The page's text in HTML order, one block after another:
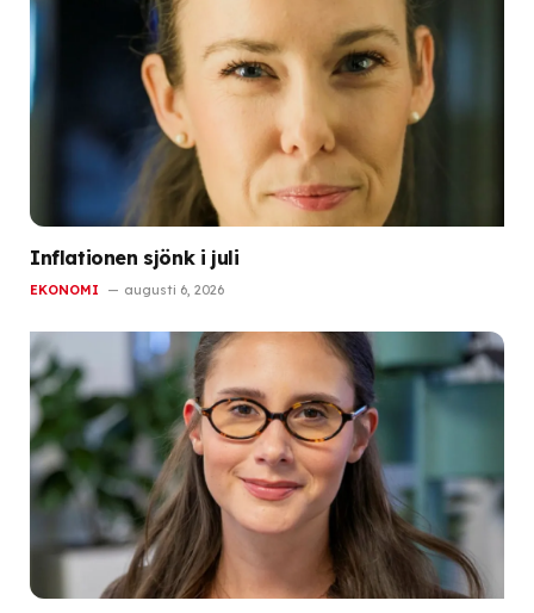
Inflationen sjönk i juli
EKONOMI augusti 6, 2026